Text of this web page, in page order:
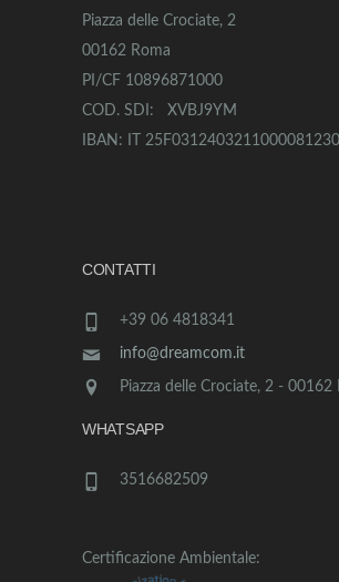
Piazza delle Crociate, 2
00162 Roma
PI/CF 10896871000
COD. SDI: XVBJ9YM
IBAN: IT
CONTATTI
+39 06 4818341
info@dreamcom.it
Piazza delle Crociate, 2 - 00162
WHATSAPP
3516682509
Certificazione Ambientale: